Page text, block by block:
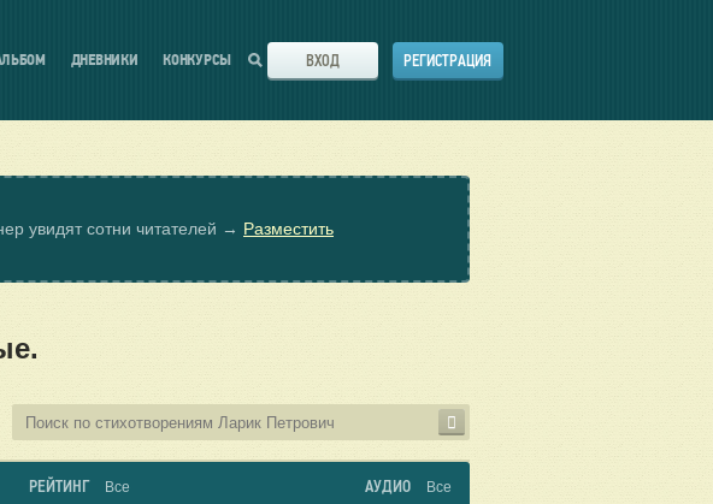
ДНЕВНИКИ КОНКУРСЫ ВХОД РЕГИСТРАЦИЯ
увидят сотни читателей → Разместить
РЕЙТИНГ Все АУДИО Все